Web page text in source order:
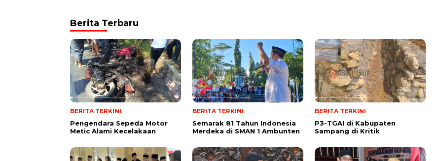
Berita Terbaru
BERITA TERKINI
Pengendara Sepeda Motor
Metic Alami Kecelakaan
BERITA TERKINI
Semarak 81 Tahun Indonesia
Merdeka di SMAN 1 Ambunten
BERITA TERKINI
P3-TGAI di Kabupaten
Sampang di Kritik